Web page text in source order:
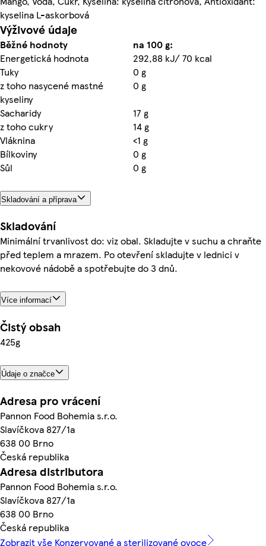
kyselina L-askorbová
Výživové údaje
Běžné hodnoty
na 100 g:
Energetická hodnota
292,88 kJ/ 70 kcal
Tuky
0 g
z toho nasycené mastné
kyseliny
0 g
Sacharidy
17 g
z toho cukry
14 g
Vláknina
<1 g
Bílkoviny
0 g
Sůl
0 g
Skladování a příprava
Skladování
Minimální trvanlivost do: viz obal. Skladujte v suchu a chraňte
před teplem a mrazem. Po otevření skladujte v lednici v
nekovové nádobě a spotřebujte do 3 dnů.
Více informací
Čistý obsah
425g
Údaje o značce
Adresa pro vrácení
Pannon Food Bohemia s.r.o.
Slavíčkova 827/1a
638 00 Brno
Česká republika
Adresa distributora
Pannon Food Bohemia s.r.o.
Slavíčkova 827/1a
638 00 Brno
Česká republika
Zobrazit vše Konzervované a sterilizované ovoce